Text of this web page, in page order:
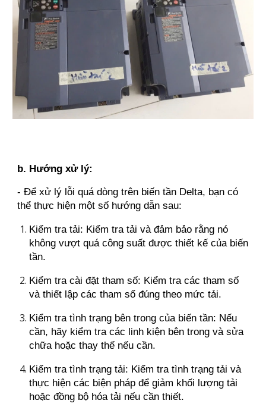
b. Hướng xử lý:
- Để xử lý lỗi quá dòng trên biến tần Delta, bạn có
thể thực hiện một số hướng dẫn sau:
Kiểm tra tải: Kiểm tra tải và đảm bảo rằng nó
không vượt quá công suất được thiết kế của biến
tần.
Kiểm tra cài đặt tham số: Kiểm tra các tham số
và thiết lập các tham số đúng theo mức tải.
Kiểm tra tình trạng bên trong của biến tần: Nếu
cần, hãy kiểm tra các linh kiện bên trong và sửa
chữa hoặc thay thế nếu cần.
Kiểm tra tình trạng tải: Kiểm tra tình trạng tải và
thực hiện các biện pháp để giảm khối lượng tải
hoặc đồng bộ hóa tải nếu cần thiết.